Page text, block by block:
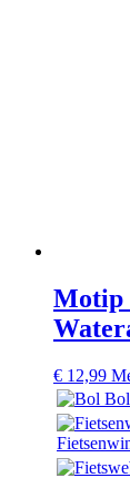
Motip
€ 12,99
Bol